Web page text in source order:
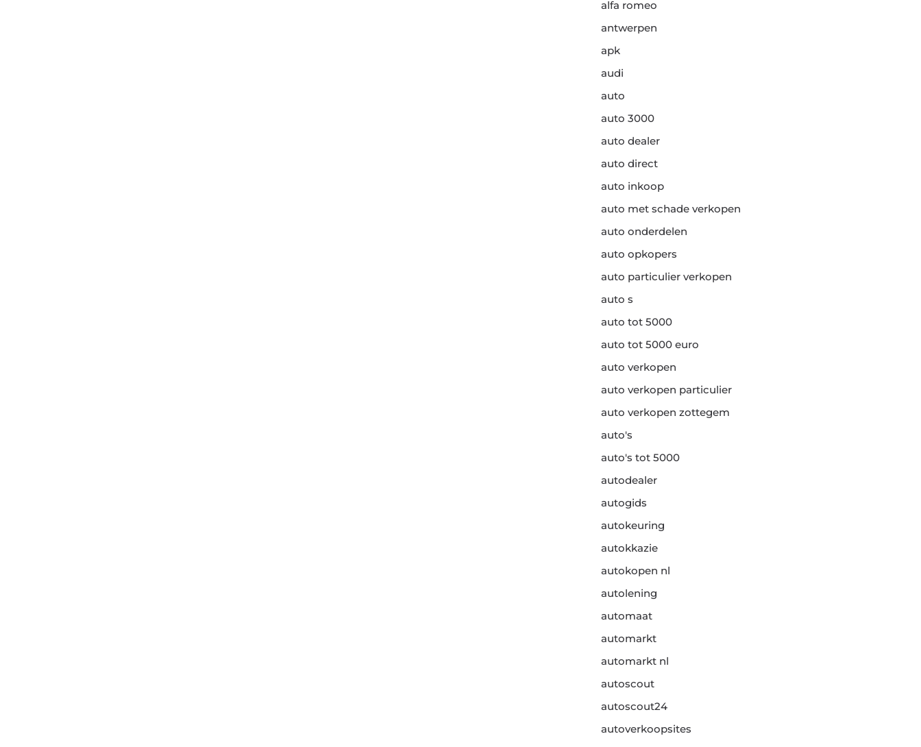
alfa romeo
antwerpen
apk
audi
auto
auto 3000
auto dealer
auto direct
auto inkoop
auto met schade verkopen
auto onderdelen
auto opkopers
auto particulier verkopen
auto s
auto tot 5000
auto tot 5000 euro
auto verkopen
auto verkopen particulier
auto verkopen zottegem
auto's
auto's tot 5000
autodealer
autogids
autokeuring
autokkazie
autokopen nl
autolening
automaat
automarkt
automarkt nl
autoscout
autoscout24
autoverkoopsites